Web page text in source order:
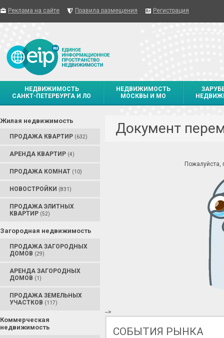
Реклама на сайте Правила размещения Регистрация
НЕДВИЖИМОСТЬ
САНКТ-ПЕТЕРБУРГА И ЛО
НЕДВИЖИМОСТЬ
МОСКВЫ И МО
Жилая недвижимость
ПРОДАЖА КВАРТИР (632)
АРЕНДА КВАРТИР (4)
ПРОДАЖА КОМНАТ (10)
НОВОСТРОЙКИ (831)
ПРОДАЖА ЭЛИТНЫХ
КВАРТИР (52)
Загородная недвижимость
ПРОДАЖА ЗАГОРОДНЫХ
ДОМОВ (29)
АРЕНДА ЗАГОРОДНЫХ
ДОМОВ (1)
ПРОДАЖА ЗЕМЕЛЬНЫХ
УЧАСТКОВ (117)
Коммерческая
недвижимость
Документ
Пожалуйста,
-->
СОБЫТИЯ РЫНКА